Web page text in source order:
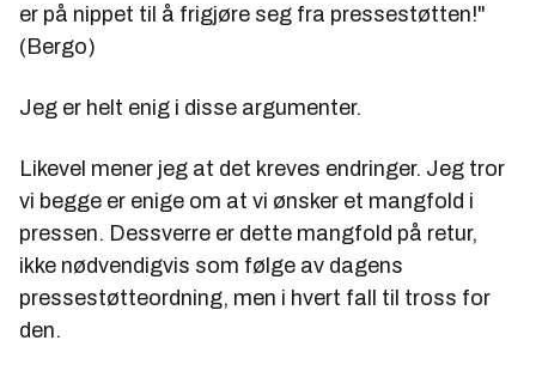
er på nippet til å frigjøre seg fra pressestøtten!"
(Bergo)
Jeg er helt enig i disse argumenter.
Likevel mener jeg at det kreves endringer. Jeg tror
vi begge er enige om at vi ønsker et mangfold i
pressen. Dessverre er dette mangfold på retur,
ikke nødvendigvis som følge av dagens
pressestøtteordning, men i hvert fall til tross for
den.